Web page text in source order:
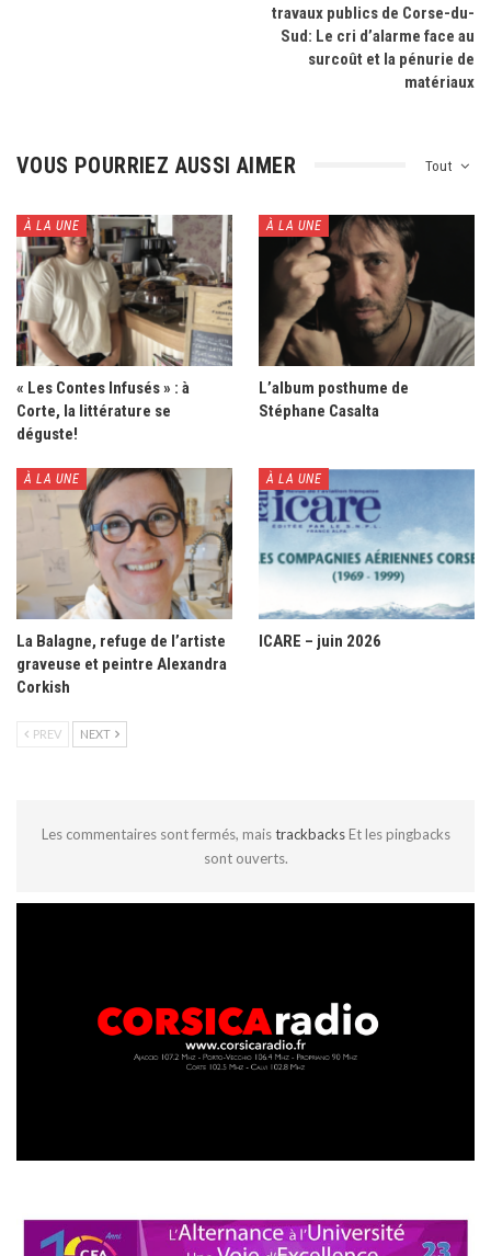
travaux publics de Corse-du-
Sud: Le cri d’alarme face au
surcoût et la pénurie de
matériaux
Tout
VOUS POURRIEZ AUSSI AIMER
À LA UNE
« Les Contes Infusés » : à
Corte, la littérature se
déguste!
À LA UNE
L’album posthume de
Stéphane Casalta
À LA UNE
La Balagne, refuge de l’artiste
graveuse et peintre Alexandra
Corkish
À LA UNE
ICARE – juin 2026
PREV NEXT
Les commentaires sont fermés, maistrackbacks Et les pingbacks
sont ouverts.